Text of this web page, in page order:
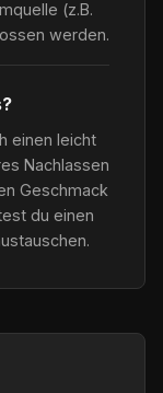
(z.B.
werden.
einen leicht
Nachlassen
Geschmack
du einen